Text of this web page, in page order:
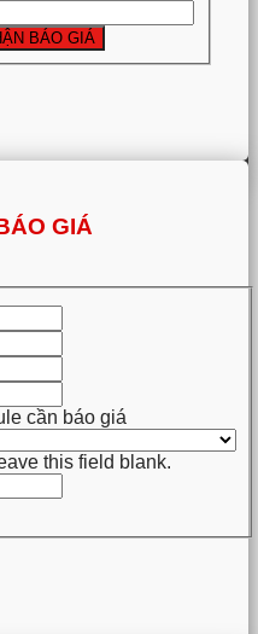
BÁO GIÁ
GIÁ
cần báo giá
this field blank.